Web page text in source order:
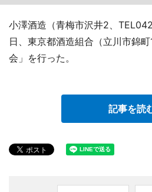
小澤酒造（青梅市沢井2、
日、東京都酒造組合（立川市錦
会」を行った。
記事を読